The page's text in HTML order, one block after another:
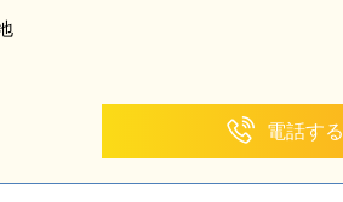
電話する